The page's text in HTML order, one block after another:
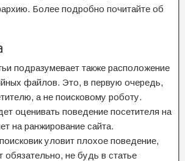
Более подробно почитайте об
подразумевает также расположение
файлов. Это, в первую очередь,
а не поисковому роботу.
оценивать поведение посетителя на
на ранжирование сайта.
уловит плохое поведение,
обязательно, не будь в статье